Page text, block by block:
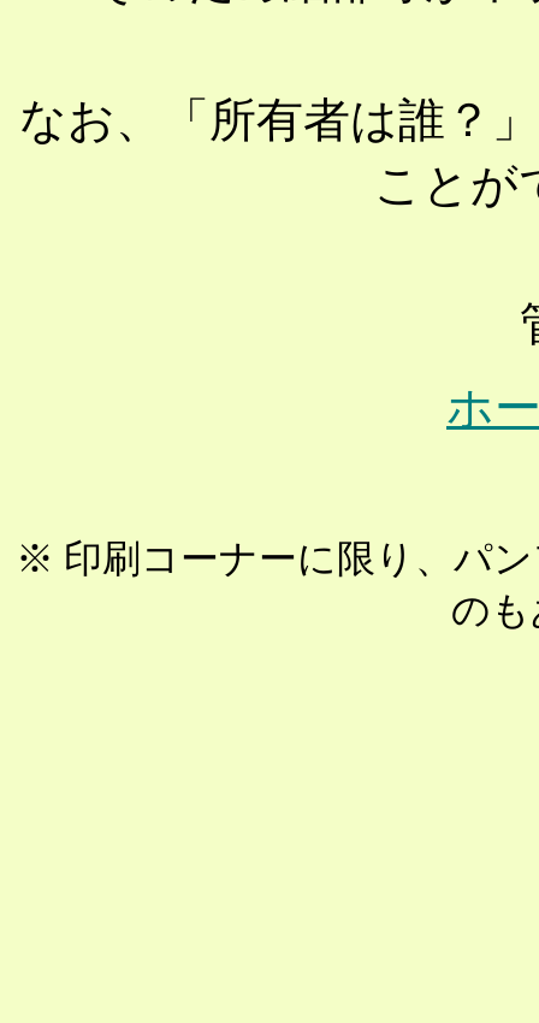
なお、「所有者は誰？
ことが
ホ
※ 印刷コーナーに限り、パ
の